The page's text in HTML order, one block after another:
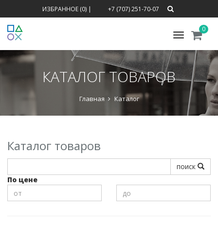
ИЗБРАННОЕ (0)| +7 (707) 251-70-07
Меню
0
КАТАЛОГ ТОВАРОВ
Главная Каталог
Каталог товаров
поиск
По цене